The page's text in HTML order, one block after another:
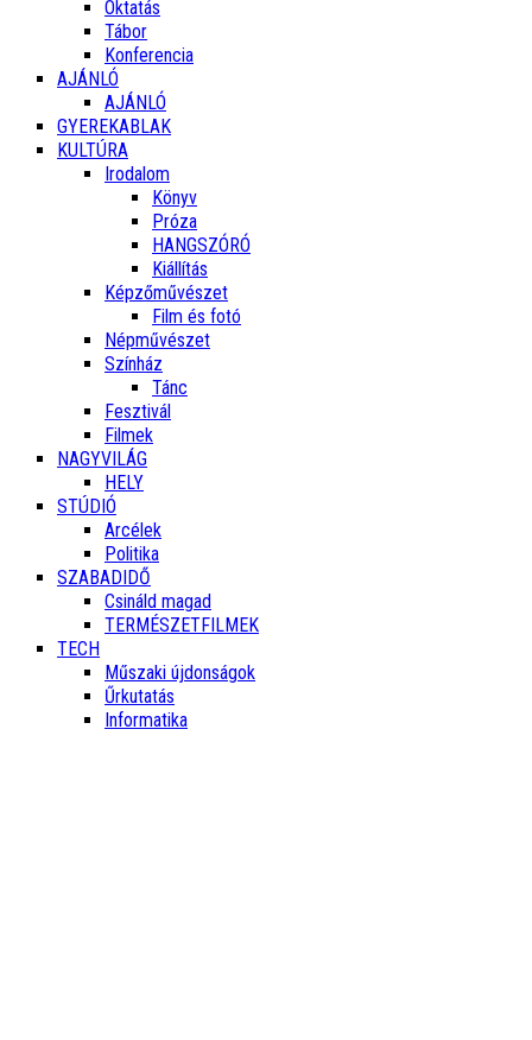
Oktatás
Tábor
Konferencia
AJÁNLÓ
AJÁNLÓ
GYEREKABLAK
KULTÚRA
Irodalom
Könyv
Próza
HANGSZÓRÓ
Kiállítás
Képzőművészet
Film és fotó
Népművészet
Színház
Tánc
Fesztivál
Filmek
NAGYVILÁG
HELY
STÚDIÓ
Arcélek
Politika
SZABADIDŐ
Csináld magad
TERMÉSZETFILMEK
TECH
Műszaki újdonságok
Űrkutatás
Informatika